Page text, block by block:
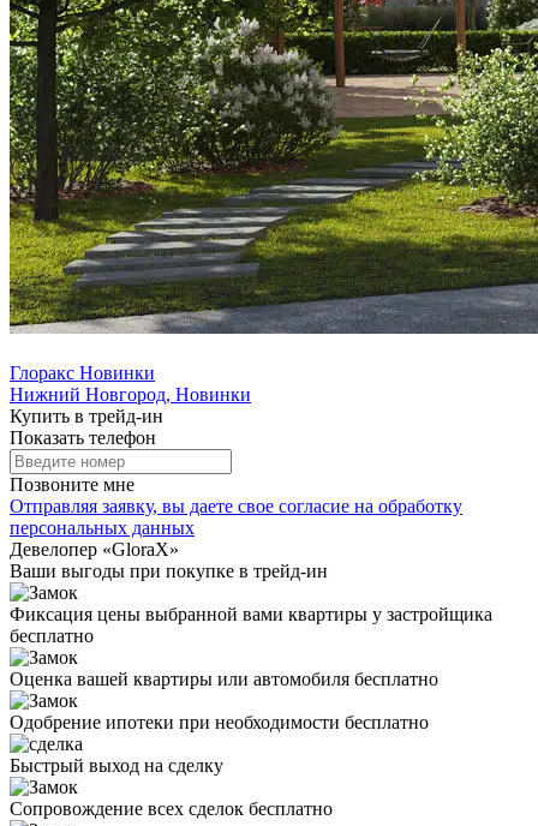
Глоракс Новинки
Нижний Новгород, Новинки
Купить в трейд-ин
Показать телефон
Позвоните мне
Отправляя заявку, вы даете свое согласие на обработку
персональных данных
Девелопер «GloraX»
Ваши выгоды при покупке в трейд-ин
Фиксация цены выбранной вами квартиры у застройщика
бесплатно
Оценка вашей квартиры или автомобиля бесплатно
Одобрение ипотеки при необходимости бесплатно
Быстрый выход на сделку
Сопровождение всех сделок бесплатно